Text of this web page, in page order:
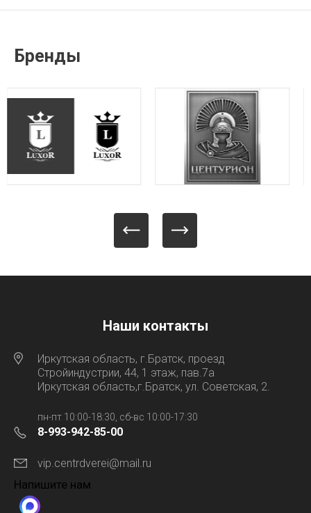
Бренды
Наши контакты
Иркутская область, г.Братск, проезд
Стройиндустрии, 44, 1 этаж, пав.7а
Иркутская область,г.Братск, ул. Советская, 2.
пн-пт 10:00-18:30, сб-вс 10:00-17:30
8-993-942-85-00
vip.centrdverei@mail.ru
Напишите нам